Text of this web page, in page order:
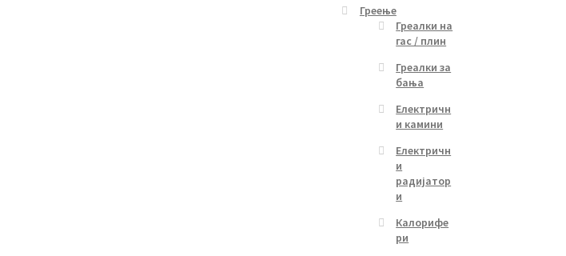
Греење
Греалки на
гас / плин
Греалки за
бања
Електричн
и камини
Електричн
и
радијатор
и
Калорифе
ри